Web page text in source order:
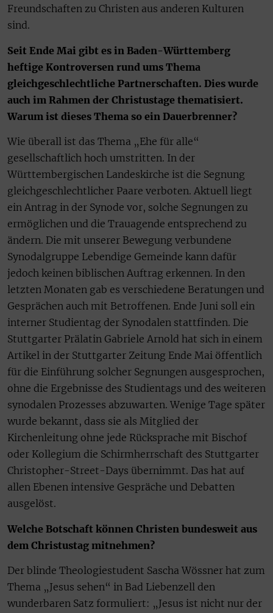
Freundschaften zu Christen aus anderen Kulturen
sind.
Seit Ende Mai gibt es in Baden-Württemberg
heftige Kontroversen rund ums Thema
gleichgeschlechtliche Partnerschaften. Dies wurde
auch im Rahmen der Christustage thematisiert.
Warum ist dieses Thema so ein Dauerbrenner?
Wie überall ist das Thema „Ehe für alle“
gesellschaftlich hoch umstritten. In der
Württembergischen Landeskirche ist die Segnung
gleichgeschlechtlicher Paare verboten. Aktuell liegt
ein Antrag in der Synode vor, solche Segnungen zu
ermöglichen und die Trauagende entsprechend zu
ändern. Die mit unserer Bewegung verbundene
Synodalgruppe Lebendige Gemeinde kann dafür
jedoch keinen biblischen Auftrag erkennen. In den
letzten Monaten gab es verschiedene Beratungen und
Gesprächen auch mit Betroffenen. Ende Juni soll ein
interner Studientag der Synodalen stattfinden. Die
Stuttgarter Prälatin Gabriele Arnold hat sich in einem
Artikel in der Stuttgarter Zeitung Ende Mai öffentlich
für die Einführung solcher Segnungen ausgesprochen,
ohne die Ergebnisse des Studientags und des weiteren
synodalen Prozesses abzuwarten. Wenige Tage später
wurde bekannt, dass sie als Mitglied der
Kirchenleitung ohne jede Rücksprache mit Bischof
oder Kollegium die Schirmherrschaft des Stuttgarter
Christopher-Street-Days übernimmt. Das hat auf
allen Ebenen intensive Gespräche und Debatten
ausgelöst.
Welche Botschaft können Christen bundesweit aus
dem Christustag mitnehmen?
Der blinde Theologiestudent Sascha Wössner hat zum
Thema „Jesus sehen“ in Bad Liebenzell den
wunderbaren Satz formuliert: „Jesus ist nicht nur der